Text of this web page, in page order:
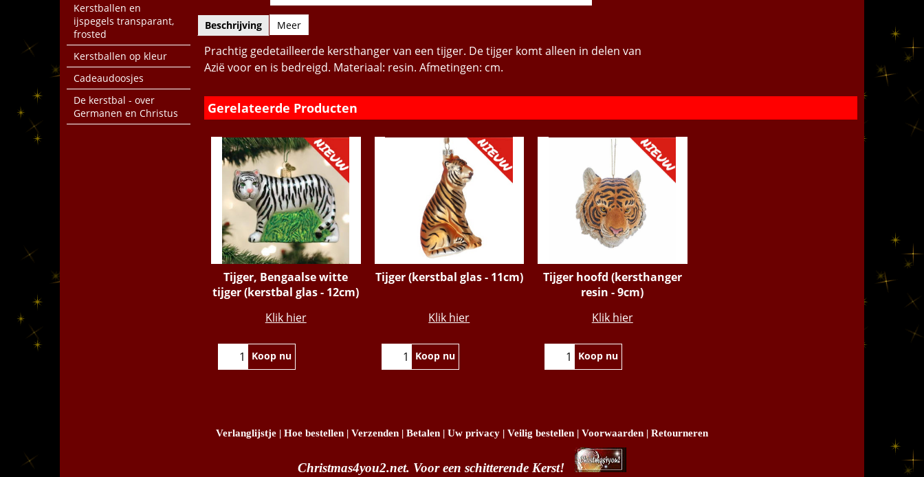
Kerstballen en
ijspegels transparant,
frosted
Kerstballen op kleur
Cadeaudoosjes
De kerstbal - over
Germanen en Christus
Beschrijving Meer
Prachtig gedetailleerde kersthanger van een tijger. De tijger komt alleen in delen van
Azië voor en is bedreigd. Materiaal: resin. Afmetingen: cm.
Gerelateerde Producten
Tijger, Bengaalse witte
tijger (kerstbal glas - 12cm)
€19.95
Klik hier
Koop nu
Tijger (kerstbal glas - 11cm)
€14.95
Klik hier
Koop nu
Tijger hoofd (kersthanger
resin - 9cm)
€14.95
Klik hier
Koop nu
Verlanglijstje | Hoe bestellen | Verzenden | Betalen | Uw privacy | Veilig bestellen | Voorwaarden | Retourneren
Christmas4you2.net. Voor een schitterende Kerst!